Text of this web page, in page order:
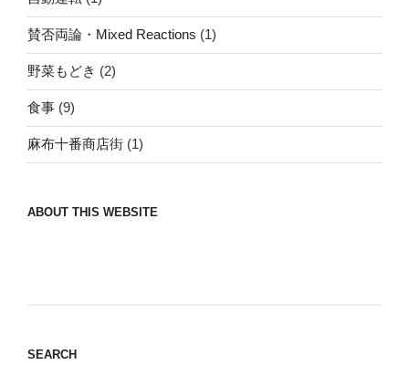
賛否両論・Mixed Reactions (1)
野菜もどき (2)
食事 (9)
麻布十番商店街 (1)
ABOUT THIS WEBSITE
SEARCH